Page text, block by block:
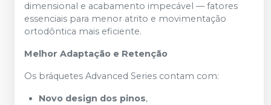
dimensional e acabamento impecável — fatores
essenciais para menor atrito e movimentação
ortodôntica mais eficiente.
Melhor Adaptação e Retenção
Os bráquetes Advanced Series contam com:
Novo design dos pinos,